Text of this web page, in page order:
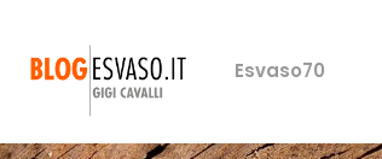
Esvaso70